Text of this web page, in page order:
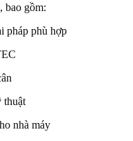
bao gồm:
pháp phù hợp
thuật
nhà máy